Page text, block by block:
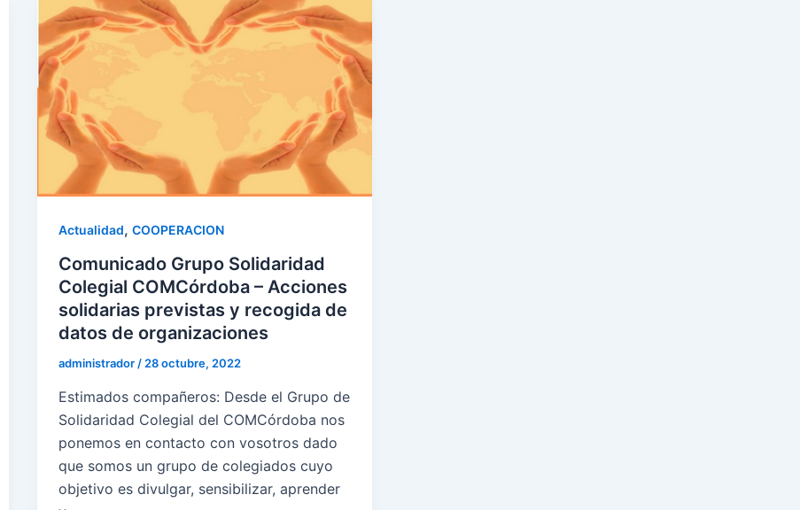
Actualidad, COOPERACION
Comunicado Grupo Solidaridad
Colegial COMCórdoba – Acciones
solidarias previstas y recogida de
datos de organizaciones
administrador/28 octubre, 2022
Estimados compañeros: Desde el Grupo de
Solidaridad Colegial del COMCórdoba nos
ponemos en contacto con vosotros dado
que somos un grupo de colegiados cuyo
objetivo es divulgar, sensibilizar, aprender